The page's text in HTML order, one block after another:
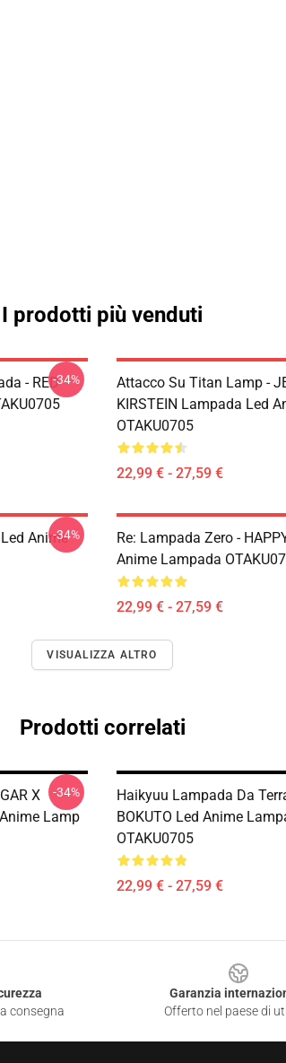
I prodotti più venduti
- RED-34%
Attacco Su Titan Lamp -
KIRSTEIN Lampada Led
OTAKU0705
22,99 € - 27,59 €
Anime-34%
Re: Lampada Zero -
Anime Lampada
22,99 € - 27,59 €
VISUALIZZA ALTRO
Prodotti correlati
X
Lamp
-34%
Haikyuu Lampada Da
BOKUTO Led Anime
OTAKU0705
22,99 € - 27,59 €
consegna
Garanzia
Offerto nel paese di